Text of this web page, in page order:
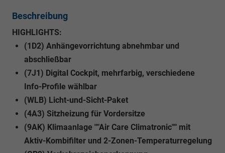
Beschreibung
HIGHLIGHTS:
(1D2) Anhängevorrichtung abnehmbar und
abschließbar
(7J1) Digital Cockpit, mehrfarbig, verschiedene
Info-Profile wählbar
(WLB) Licht-und-Sicht-Paket
(4A3) Sitzheizung für Vordersitze
(9AK) Klimaanlage ""Air Care Climatronic"" mit
Aktiv-Kombifilter und 2-Zonen-Temperaturregelung